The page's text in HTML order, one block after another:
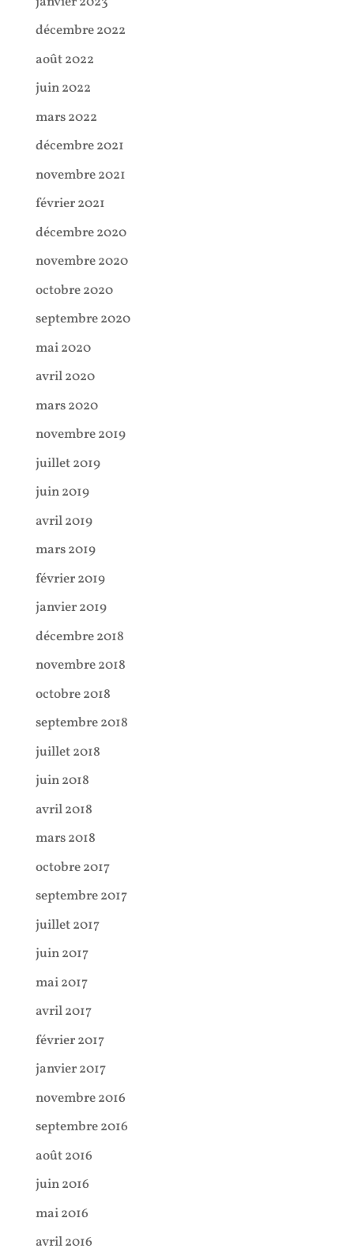
décembre 2022
août 2022
juin 2022
mars 2022
décembre 2021
novembre 2021
février 2021
décembre 2020
novembre 2020
octobre 2020
septembre 2020
mai 2020
avril 2020
mars 2020
novembre 2019
juillet 2019
juin 2019
avril 2019
mars 2019
février 2019
janvier 2019
décembre 2018
novembre 2018
octobre 2018
septembre 2018
juillet 2018
juin 2018
avril 2018
mars 2018
octobre 2017
septembre 2017
juillet 2017
juin 2017
mai 2017
avril 2017
février 2017
janvier 2017
novembre 2016
septembre 2016
août 2016
juin 2016
mai 2016
avril 2016